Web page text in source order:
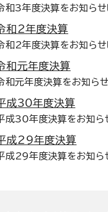
和3年度決算をお知らせ
和2年度決算
和2年度決算をお知らせ
和元年度決算
和元年度決算をお知らせ
成30年度決算
成30年度決算をお知ら
成29年度決算
成29年度決算をお知ら